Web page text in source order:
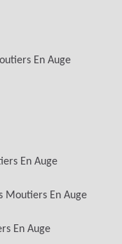
En Auge
En Auge
Moutiers En Auge
En Auge